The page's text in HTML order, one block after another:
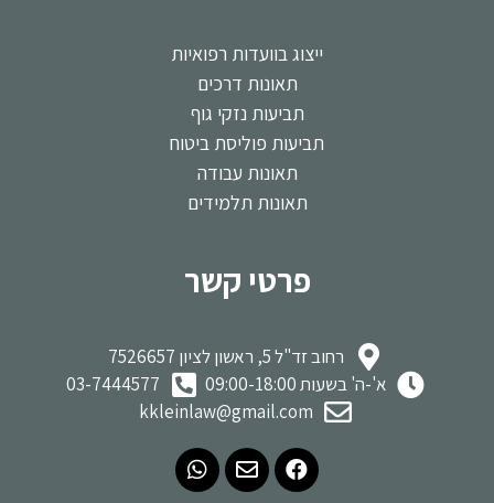
ייצוג בוועדות רפואיות
תאונות דרכים
תביעות נזקי גוף
תביעות פוליסת ביטוח
תאונות עבודה
תאונות תלמידים
פרטי קשר
רחוב זד"ל 5, ראשון לציון 7526657
א'-ה' בשעות 09:00-18:00
03-7444577
kkleinlaw@gmail.com